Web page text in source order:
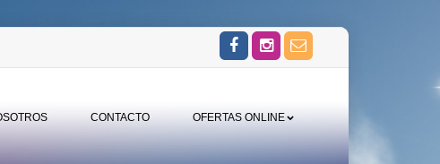
CONTACTO OFERTAS ONLINE